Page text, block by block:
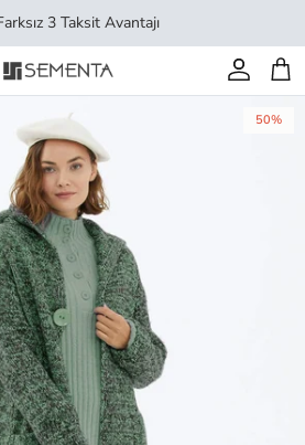
3 Taksit Avantajı
Hesap
50%